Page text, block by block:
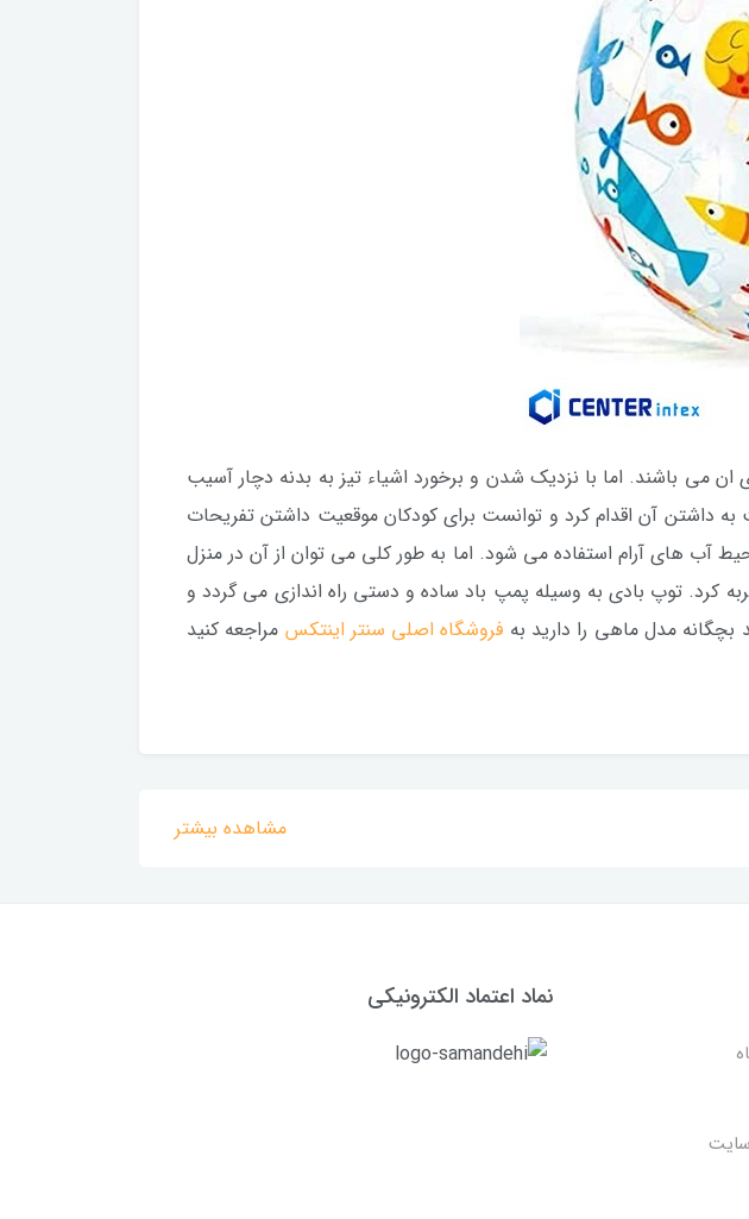
می باشند. اما با نزدیک شدن و برخورد اشیاء تیز به بدنه دچار آسیب
داشتن آن اقدام کرد و توانست برای کودکان موقعیت داشتن تفریحات
آب های آرام استفاده می شود. اما به طور کلی می توان از آن در منزل
کرد. توپ بادی به وسیله پمپ باد ساده و دستی راه اندازی می گردد و
مدل ماهی را دارید به فروشگاه اصلی سنتر اینتکس مراجعه کنید
مشاهده بیشتر
نماد اعتماد الکترونیکی